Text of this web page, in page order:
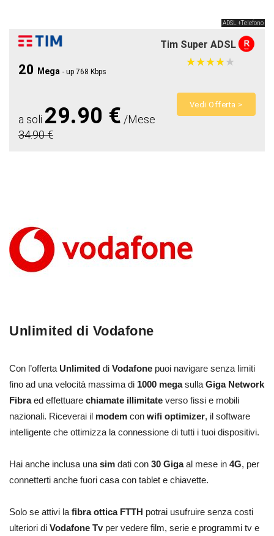
ADSL +Telefono
Tim Super ADSL
20 Mega - up 768 Kbps
★★★★★
★★★★★
a soli 29.90 € /Mese
34.90 €
Vedi Offerta >
Unlimited di Vodafone
Con l’offerta Unlimited di Vodafone puoi navigare senza limiti
fino ad una velocità massima di 1000 megasulla Giga Network
Fibraed effettuare chiamate illimitate verso fissi e mobili
nazionali. Riceverai il modem con wifi optimizer, il software
intelligente che ottimizza la connessione di tutti i tuoi dispositivi.
Hai anche inclusa una sim dati con 30 Gigaal mese in 4G, per
connetterti anche fuori casa con tablet e chiavette.
Solo se attivi la fibra ottica FTTH potrai usufruire senza costi
ulteriori di Vodafone Tv per vedere film, serie e programmi tv e